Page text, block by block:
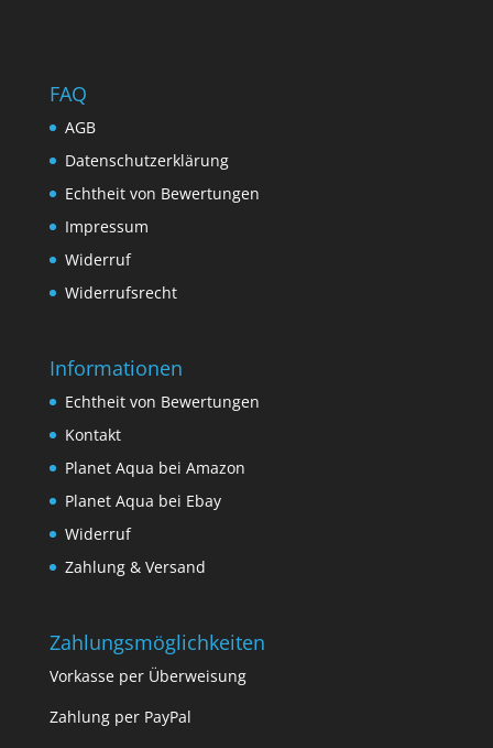
FAQ
AGB
Datenschutzerklärung
Echtheit von Bewertungen
Impressum
Widerruf
Widerrufsrecht
Informationen
Echtheit von Bewertungen
Kontakt
Planet Aqua bei Amazon
Planet Aqua bei Ebay
Widerruf
Zahlung & Versand
Zahlungsmöglichkeiten
Vorkasse per Überweisung
Zahlung per PayPal